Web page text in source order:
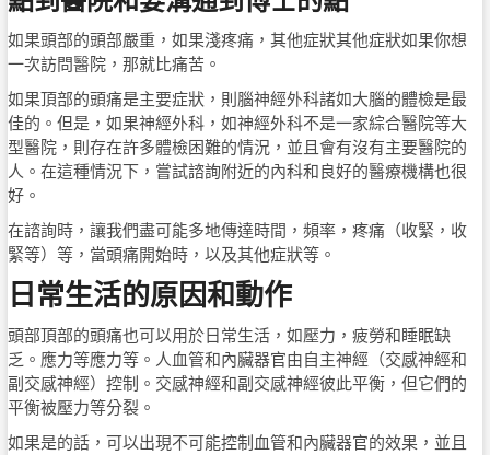
如果頭部的頭部嚴重，如果淺疼痛，其他症狀其他症狀如果你想
一次訪問醫院，那就比痛苦。
如果頂部的頭痛是主要症狀，則腦神經外科諸如大腦的體檢是最
佳的。但是，如果神經外科，如神經外科不是一家綜合醫院等大
型醫院，則存在許多體檢困難的情況，並且會有沒有主要醫院的
人。在這種情況下，嘗試諮詢附近的內科和良好的醫療機構也很
好。
在諮詢時，讓我們盡可能多地傳達時間，頻率，疼痛（收緊，收
緊等）等，當頭痛開始時，以及其他症狀等。
日常生活的原因和動作
頭部頂部的頭痛也可以用於日常生活，如壓力，疲勞和睡眠缺
乏。應力等應力等。人血管和內臟器官由自主神經（交感神經和
副交感神經）控制。交感神經和副交感神經彼此平衡，但它們的
平衡被壓力等分裂。
如果是的話，可以出現不可能控制血管和內臟器官的效果，並且